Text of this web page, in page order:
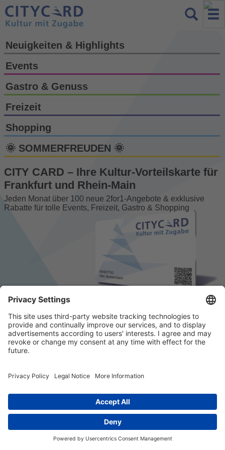
Neuigkeiten & Highlights
Events
Gastro & Genuss
Freizeit
Shopping
🌞 SOMMERFREUDEN 🌞
CITY CARD – Ihre Kultur-Vorteils­karte für
Frankfurt und Rhein-Main
Jeden Monat über 100 neue 2for1-Angebote & exklusive
Rabatte für tolle Events, Freizeit, Gastro & Shopping